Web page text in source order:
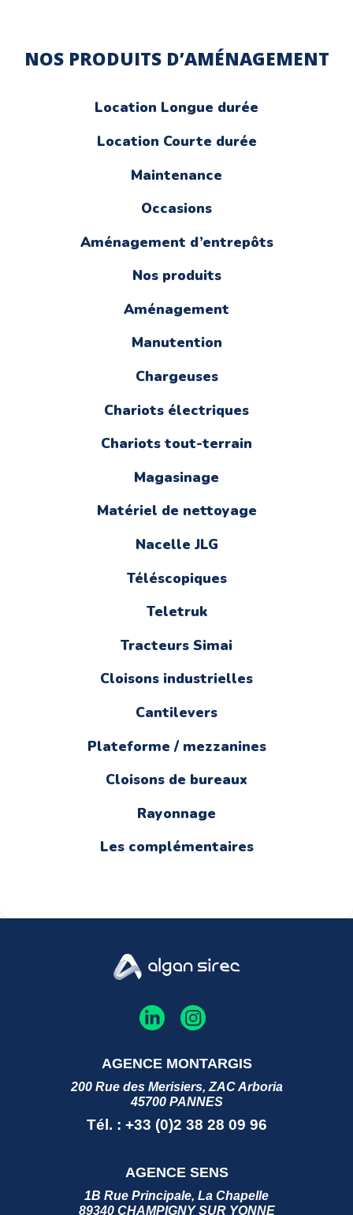
NOS PRODUITS D’AMÉNAGEMENT
Location Longue durée
Location Courte durée
Maintenance
Occasions
Aménagement d’entrepôts
Nos produits
Aménagement
Manutention
Chargeuses
Chariots électriques
Chariots tout-terrain
Magasinage
Matériel de nettoyage
Nacelle JLG
Téléscopiques
Teletruk
Tracteurs Simai
Cloisons industrielles
Cantilevers
Plateforme / mezzanines
Cloisons de bureaux
Rayonnage
Les complémentaires
AGENCE MONTARGIS
200 Rue des Merisiers, ZAC Arboria
45700 PANNES
Tél. : +33 (0)2 38 28 09 96
AGENCE SENS
1B Rue Principale, La Chapelle
89340 CHAMPIGNY SUR YONNE